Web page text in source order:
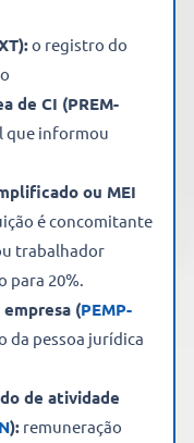
o registro do
de CI (PREM-
que informou
ou MEI
é concomitante
trabalhador
para 20%.
(PEMP-
da pessoa jurídica
de atividade
): remuneração